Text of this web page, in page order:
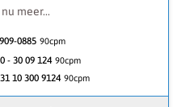
Horend wetende gave en
te vinden op jou vraag
benadering, van deze
ik spirituele
Warme groeten Anna
meer...
0885 90cpm
- 30 09 124 90cpm
10 300 9124 90cpm